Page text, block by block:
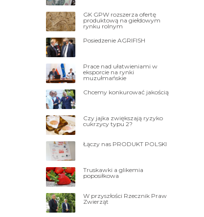
GK GPW rozszerza ofertę
produktową na giełdowym
rynku rolnym
Posiedzenie AGRIFISH
Prace nad ułatwieniami w
eksporcie na rynki
muzułmańskie
Chcemy konkurować jakością
Czy jajka zwiększają ryzyko
cukrzycy typu 2?
Łączy nas PRODUKT POLSKI
Truskawki a glikemia
poposiłkowa
W przyszłości Rzecznik Praw
Zwierząt